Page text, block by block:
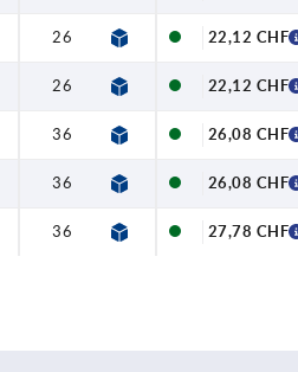
26 22,12 CHF
26 22,12 CHF
36 26,08 CHF
36 26,08 CHF
36 27,78 CHF